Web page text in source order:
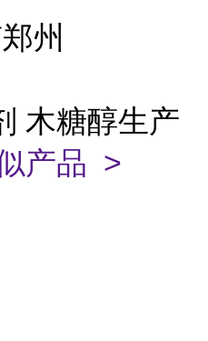
州
木糖醇生产
产品 >